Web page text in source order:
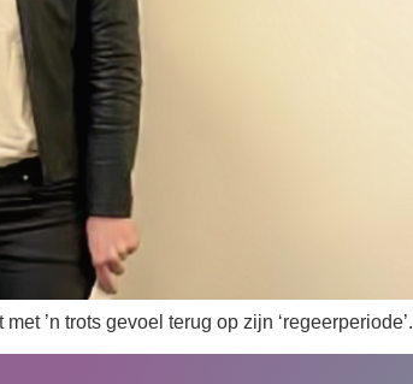
’n trots gevoel terug op zijn ‘regeerperiode’.